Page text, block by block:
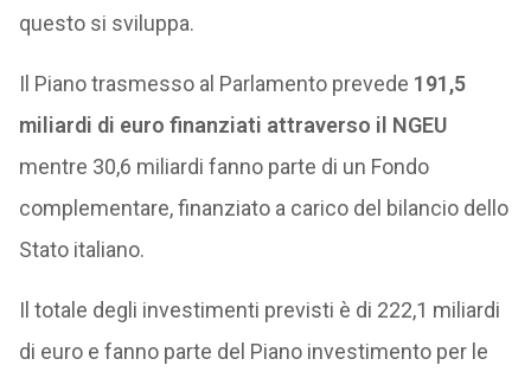
questo si sviluppa.
Il Piano trasmesso al Parlamento prevede 191,5
miliardi di euro finanziati attraverso il NGEU
mentre 30,6 miliardi fanno parte di un Fondo
complementare, finanziato a carico del bilancio dello
Stato italiano.
Il totale degli investimenti previsti è di 222,1 miliardi
di euro e fanno parte del Piano investimento per le